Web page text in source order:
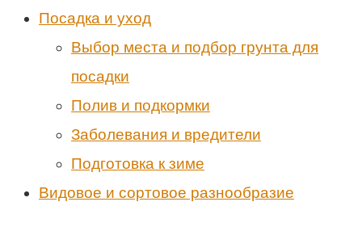
Посадка и уход
Выбор места и подбор грунта для
посадки
Полив и подкормки
Заболевания и вредители
Подготовка к зиме
Видовое и сортовое разнообразие